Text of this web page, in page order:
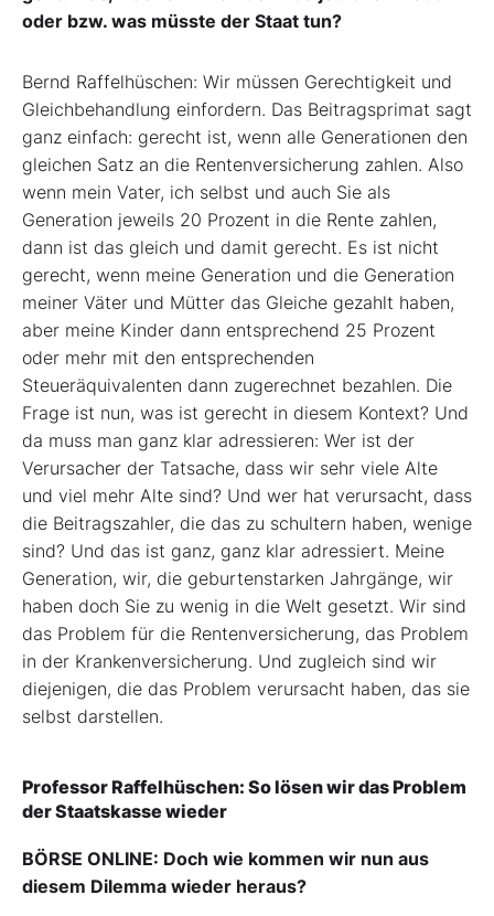
oder bzw. was müsste der Staat tun?
Bernd Raffelhüschen: Wir müssen Gerechtigkeit und
Gleichbehandlung einfordern. Das Beitragsprimat sagt
ganz einfach: gerecht ist, wenn alle Generationen den
gleichen Satz an die Rentenversicherung zahlen. Also
wenn mein Vater, ich selbst und auch Sie als
Generation jeweils 20 Prozent in die Rente zahlen,
dann ist das gleich und damit gerecht. Es ist nicht
gerecht, wenn meine Generation und die Generation
meiner Väter und Mütter das Gleiche gezahlt haben,
aber meine Kinder dann entsprechend 25 Prozent
oder mehr mit den entsprechenden
Steueräquivalenten dann zugerechnet bezahlen. Die
Frage ist nun, was ist gerecht in diesem Kontext? Und
da muss man ganz klar adressieren: Wer ist der
Verursacher der Tatsache, dass wir sehr viele Alte
und viel mehr Alte sind? Und wer hat verursacht, dass
die Beitragszahler, die das zu schultern haben, wenige
sind? Und das ist ganz, ganz klar adressiert. Meine
Generation, wir, die geburtenstarken Jahrgänge, wir
haben doch Sie zu wenig in die Welt gesetzt. Wir sind
das Problem für die Rentenversicherung, das Problem
in der Krankenversicherung. Und zugleich sind wir
diejenigen, die das Problem verursacht haben, das sie
selbst darstellen.
Professor Raffelhüschen: So lösen wir das Problem
der Staatskasse wieder
BÖRSE ONLINE: Doch wie kommen wir nun aus
diesem Dilemma wieder heraus?